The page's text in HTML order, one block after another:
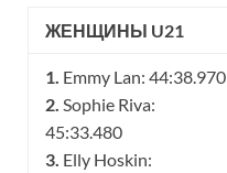
ЖЕНЩИНЫ U21
1. Emmy Lan: 44:38.970
2. Sophie Riva:
45:33.480
3. Elly Hoskin: